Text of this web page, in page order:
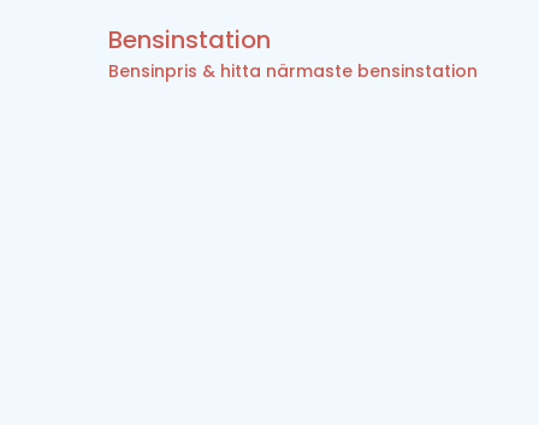
Bensinstation
Bensinpris & hitta närmaste bensinstation